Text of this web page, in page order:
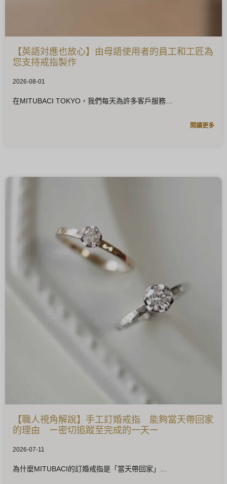
【英語対應也放心】由母語使用者的員工和工匠為
您支持戒指製作
2026-08-01
在MITUBACI TOKYO，我們每天為許多客戶服務
閱讀更多
【職人視角解說】手工訂婚戒指 能夠當天帶回家
的理由 ー密切追蹤至完成的一天ー
2026-07-11
為什麼MITUBACI的訂婚戒指是「當天帶回家」